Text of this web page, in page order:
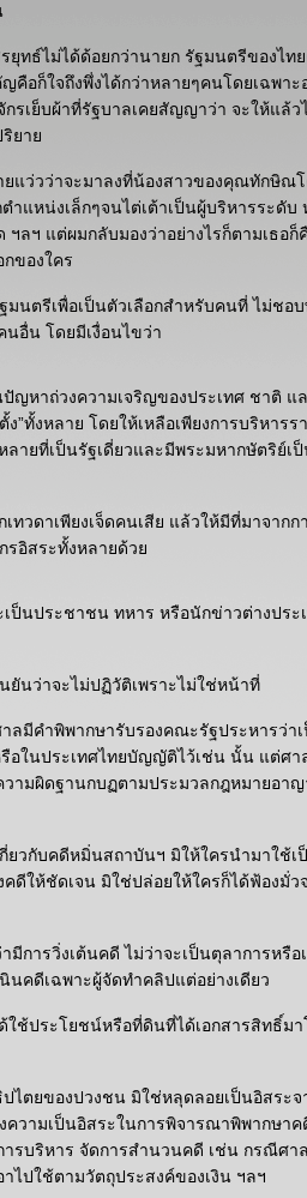
ทธ์ไม่ได้ด้อยกว่านายก รัฐมนตรีของไท
อก็ใจถึงพึ่งได้กว่าหลายๆคนโดยเฉพาะ
รเย็บผ้าที่รัฐบาลเคยสัญญาว่า จะให้แล้ว
ริยา
แว่วว่าจะมาลงที่น้องสาวของคุณทักษิณ
ำแหน่งเล็กๆจนไต่เต้าเป็นผู้บริหารระดั
ฯ แต่ผมกลับมองว่าอย่างไรก็ตามเธอก็
ของใคร
ตรีเพื่อเป็นตัวเลือกสำหรับคนที่ ไม่ชอ
อื่น โดยมีเงื่อนไขว่า
ญหาถ่วงความเจริญของประเทศ ชาติ แ
ทั้งหลาย โดยให้เหลือเพียงการบริหารร
ายที่เป็นรัฐเดี่ยวและมีพระมหากษัตริย์เ
วดาเพียงเจ็ดคนเสีย แล้วให้มีที่มาจากก
รอิสระทั้งหลายด้ว
ป็นประชาชน ทหาร หรือนักข่าวต่างประ
ยันว่าจะไม่ปฏิวัติเพราะไม่ใช่หน้าที่
ลมีคำพิพากษารับรองคณะรัฐประหารว่
อในประเทศไทยบัญญัติไว้เช่น นั้น แต่ศา
วามผิดฐานกบฏตามประมวลกฎหมายอา
วกับคดีหมิ่นสถาบันฯ มิให้ใครนำมาใช้เ
ให้ชัดเจน มิใช่ปล่อยให้ใครก็ได้ฟ้องมั่ว
มีการวิ่งเต้นคดี ไม่ว่าจะเป็นตุลาการหรื
คดีเฉพาะผู้จัดทำคลิปแต่อย่างเดียว
ช้ประโยชน์หรือที่ดินที่ได้เอกสารสิทธิ์ม
ไตยของปวงชน มิใช่หลุดลอยเป็นอิสระจ
วามเป็นอิสระในการพิจารณาพิพากษาค
ารบริหาร จัดการสำนวนคดี เช่น กรณีศา
ไปใช้ตามวัตถุประสงค์ของเงิน ฯลฯ